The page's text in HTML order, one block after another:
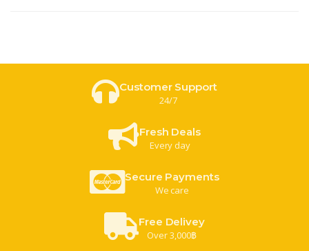
Customer Support
24/7
Fresh Deals
Every day
Secure Payments
We care
Free Delivey
Over 3,000฿